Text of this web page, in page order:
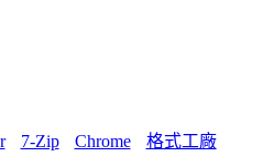
7-Zip Chrome 格式工廠